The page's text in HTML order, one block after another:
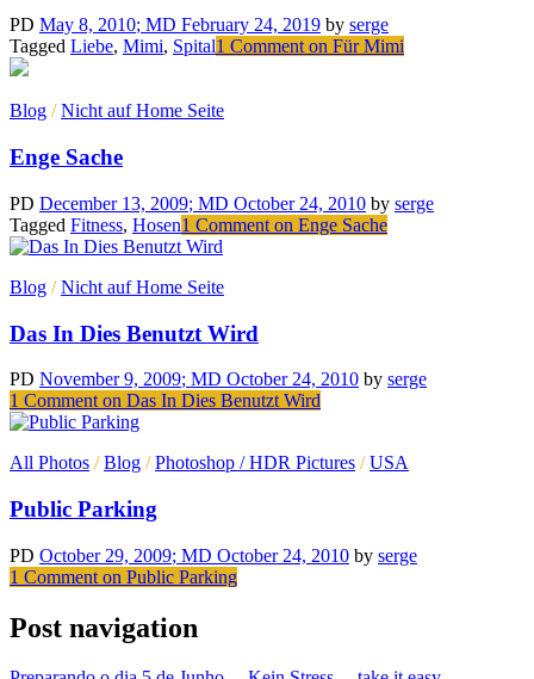
PD May 8, 2010; MD February 24, 2019 by serge
Tagged Liebe, Mimi, Spital1 Comment on Für Mimi
Blog /Nicht auf Home Seite
Enge Sache
PD December 13, 2009; MD October 24, 2010 by serge
Tagged Fitness, Hosen1 Comment on Enge Sache
Blog /Nicht auf Home Seite
Das In Dies Benutzt Wird
PD November 9, 2009; MD October 24, 2010 by serge
1 Comment on Das In Dies Benutzt Wird
All Photos /Blog /Photoshop / HDR Pictures /USA
Public Parking
PD October 29, 2009; MD October 24, 2010 by serge
1 Comment on Public Parking
Post navigation